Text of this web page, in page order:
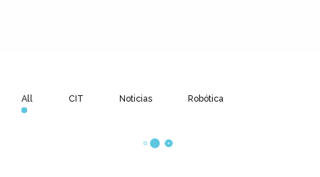
All CIT Noticias Robótica